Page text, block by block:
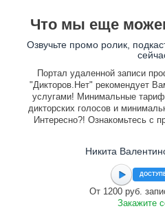
Что мы еще
Озвучьте промо ролик,
Портал удаленной записи
"Дикторов.Нет" рекомендует
услугами! Минимальные
дикторских голосов и
Интересно?! Ознакомьтесь с
Никита
От 1200 руб.
Закажите